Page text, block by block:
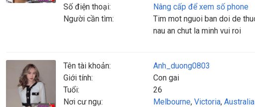
Số điện thoại:
Nâng cấp để xem số phone
Người cần tìm:
Tim mot nguoi ban doi de
nau an chut la minh vui roi
Tên tài khoản:
Anh_duong0803
Giới tính:
Con gai
Tuổi:
26
Nơi cư ngụ:
Melbourne, Victoria, Australia